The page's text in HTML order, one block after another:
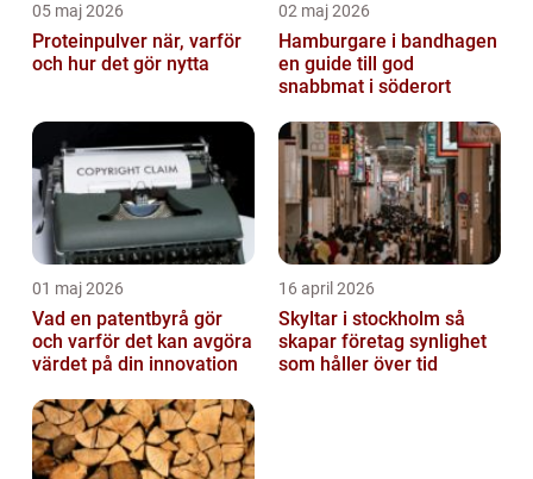
05 maj 2026
Proteinpulver när, varför
och hur det gör nytta
02 maj 2026
Hamburgare i bandhagen
en guide till god
snabbmat i söderort
01 maj 2026
Vad en patentbyrå gör
och varför det kan avgöra
värdet på din innovation
16 april 2026
Skyltar i stockholm så
skapar företag synlighet
som håller över tid